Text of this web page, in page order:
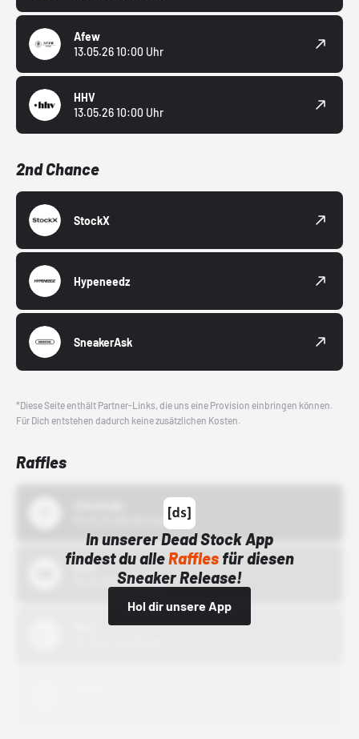
Afew
13.05.26 10:00 Uhr
HHV
13.05.26 10:00 Uhr
2nd Chance
StockX
Hypeneedz
SneakerAsk
*Diese Seite enthält Partner-Links, die uns eine Provision einbringen können.
Für Dich entstehen dadurch keine zusätzlichen Kosten.
Raffles
In unserer Dead Stock App
findest du alleRafflesfür diesen
Sneaker Release!
Hol dir unsere App
Bstn
01.10.22 00:00 Uhr